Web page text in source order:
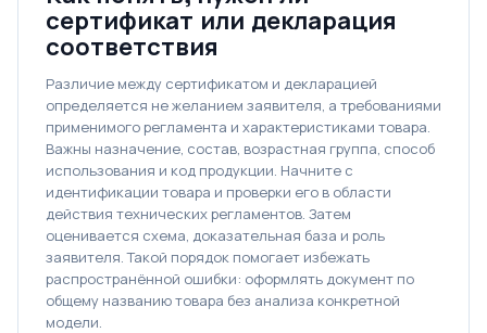
сертификат или декларация
соответствия
Различие между сертификатом и декларацией
определяется не желанием заявителя, а требованиями
применимого регламента и характеристиками товара.
Важны назначение, состав, возрастная группа, способ
использования и код продукции. Начните с
идентификации товара и проверки его в области
действия технических регламентов. Затем
оценивается схема, доказательная база и роль
заявителя. Такой порядок помогает избежать
распространённой ошибки: оформлять документ по
общему названию товара без анализа конкретной
модели.